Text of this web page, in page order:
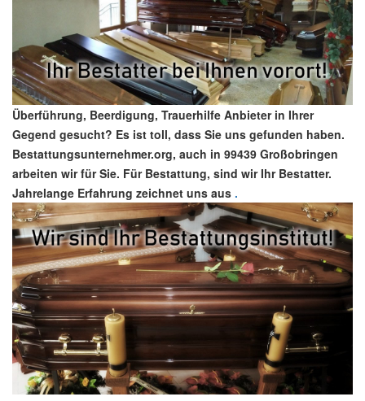
Überführung, Beerdigung, Trauerhilfe Anbieter in Ihrer
Gegend gesucht? Es ist toll, dass Sie uns gefunden haben.
Bestattungsunternehmer.org, auch in 99439 Großobringen
arbeiten wir für Sie. Für Bestattung, sind wir Ihr Bestatter.
Jahrelange Erfahrung zeichnet uns aus .